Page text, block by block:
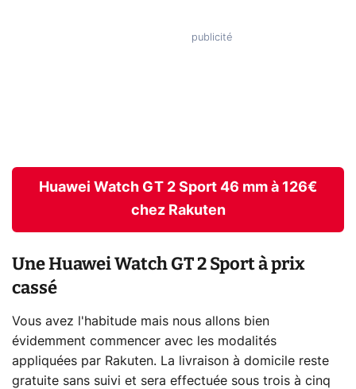
Huawei Watch GT 2 Sport 46 mm à 126€
chez Rakuten
Une Huawei Watch GT 2 Sport à prix
cassé
Vous avez l'habitude mais nous allons bien
évidemment commencer avec les modalités
appliquées par Rakuten. La livraison à domicile reste
gratuite sans suivi et sera effectuée sous trois à cinq